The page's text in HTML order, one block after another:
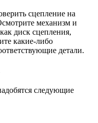
сцепление на
механизм и
диск сцепления,
какие-либо
детали.
следующие